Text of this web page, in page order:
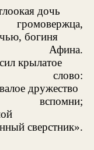
дочь
громовержца,
богиня
Афина.
крылатое
слово:
дружество
вспомни;
сверстник».